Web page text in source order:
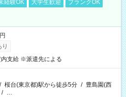
経験OK 大学生歓迎
ブランクOK
支給 ※派遣先による
/ 桜台(東京都)駅から徒歩5分 / 豊島園(西
/ …